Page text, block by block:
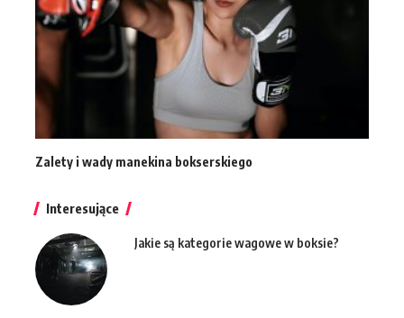
Zalety i wady manekina bokserskiego
Interesujące
Jakie są kategorie wagowe w boksie?